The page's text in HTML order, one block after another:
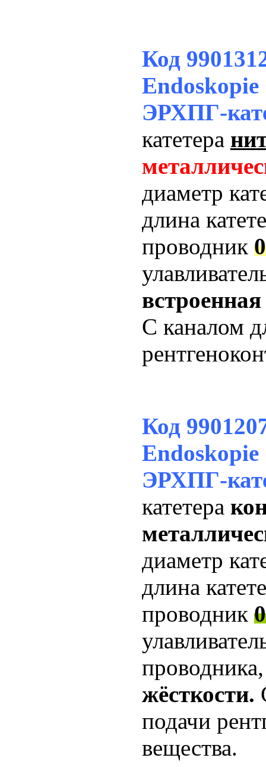
Код
ЭРХПГ-
катетера
диаметр
длина
проводник
С каналом
Код
ЭРХПГ-
катетера
диаметр
длина
проводник
жёсткости.
подачи
вещества.